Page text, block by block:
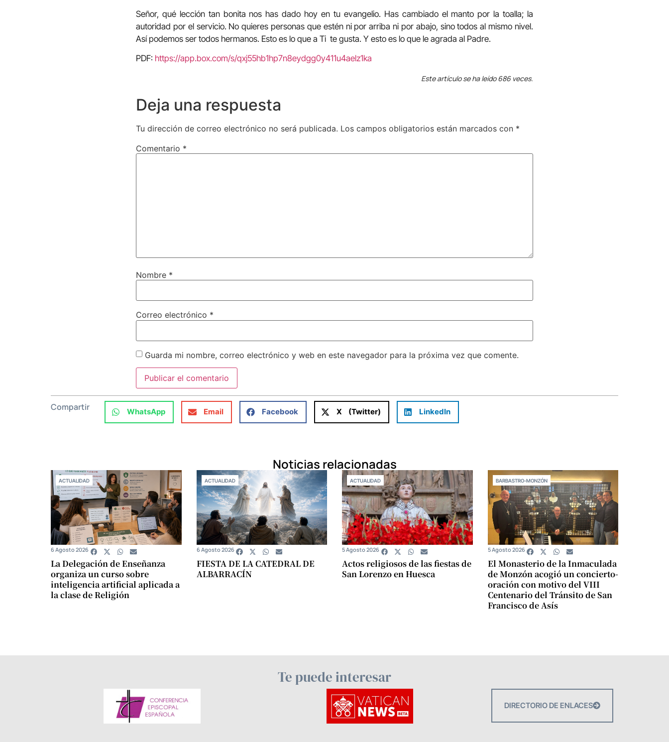
Señor, qué lección tan bonita nos has dado hoy en tu evangelio. Has cambiado el manto por la toalla; la
autoridad por el servicio. No quieres personas que estén ni por arriba ni por abajo, sino todos al mismo nivel.
Así podemos ser todos hermanos. Esto es lo que a Ti te gusta. Y esto es lo que le agrada al Padre.
PDF: https://app.box.com/s/qxj55hb1hp7n8eydgg0y411u4aelz1ka
Este artículo se ha leído 686 veces.
Deja una respuesta
Tu dirección de correo electrónico no será publicada. Los campos obligatorios están marcados con *
Comentario *
Nombre *
Correo electrónico *
Guarda mi nombre, correo electrónico y web en este navegador para la próxima vez que comente.
Compartir WhatsApp Email Facebook X (Twitter) LinkedIn
Noticias relacionadas
ACTUALIDAD
La Delegación de Enseñanza
organiza un curso sobre
inteligencia artificial aplicada a
la clase de Religión
6 Agosto 2026
ACTUALIDAD
FIESTA DE LA CATEDRAL DE
ALBARRACÍN
6 Agosto 2026
ACTUALIDAD
Actos religiosos de las fiestas de
San Lorenzo en Huesca
5 Agosto 2026
BARBASTRO-MONZÓN
El Monasterio de la Inmaculada
de Monzón acogió un concierto-
oración con motivo del VIII
Centenario del Tránsito de San
Francisco de Asís
5 Agosto 2026
Te puede interesar
DIRECTORIO DE ENLACES